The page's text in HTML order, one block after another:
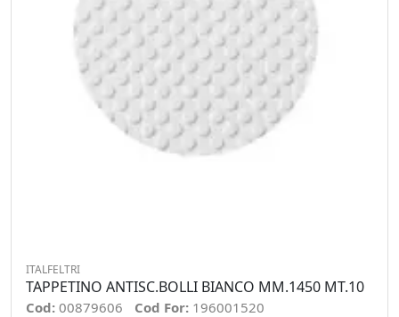
ITALFELTRI
TAPPETINO ANTISC.BOLLI BIANCO MM.1450 MT.10
Cod: 00879606 Cod For: 196001520